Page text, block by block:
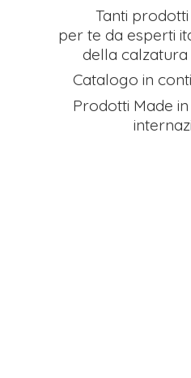
Tanti
per te da esperti
della
Catalogo in
Prodotti Made